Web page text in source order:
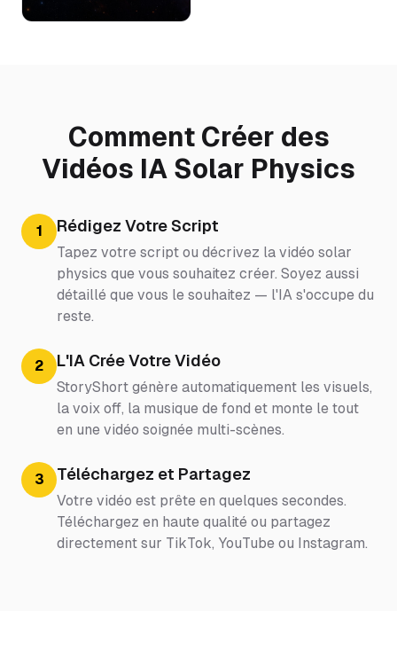
Comment Créer des
Vidéos IA Solar Physics
1 Rédigez Votre Script
Tapez votre script ou décrivez la vidéo solar
physics que vous souhaitez créer. Soyez aussi
détaillé que vous le souhaitez — l'IA s'occupe du
reste.
2 L'IA Crée Votre Vidéo
StoryShort génère automatiquement les visuels,
la voix off, la musique de fond et monte le tout
en une vidéo soignée multi-scènes.
3 Téléchargez et Partagez
Votre vidéo est prête en quelques secondes.
Téléchargez en haute qualité ou partagez
directement sur TikTok, YouTube ou Instagram.